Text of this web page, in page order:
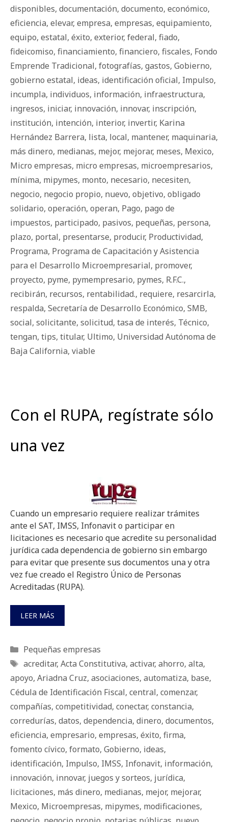
disponibles, documentación, documento, económico,
eficiencia, elevar, empresa, empresas, equipamiento,
equipo, estatal, éxito, exterior, federal, fiado,
fideicomiso, financiamiento, financiero, fiscales, Fondo
Emprende Tradicional, fotografías, gastos, Gobierno,
gobierno estatal, ideas, identificación oficial, Impulso,
incumpla, individuos, información, infraestructura,
ingresos, iniciar, innovación, innovar, inscripción,
institución, intención, interior, invertir, Karina
Hernández Barrera, lista, local, mantener, maquinaria,
más dinero, medianas, mejor, mejorar, meses, Mexico,
Micro empresas, micro empresas, microempresarios,
mínima, mipymes, monto, necesario, necesiten,
negocio, negocio propio, nuevo, objetivo, obligado
solidario, operación, operan, Pago, pago de
impuestos, participado, pasivos, pequeñas, persona,
plazo, portal, presentarse, producir, Productividad,
Programa, Programa de Capacitación y Asistencia
para el Desarrollo Microempresarial, promover,
proyecto, pyme, pymempresario, pymes, R.F.C.,
recibirán, recursos, rentabilidad., requiere, resarcirla,
respalda, Secretaría de Desarrollo Económico, SMB,
social, solicitante, solicitud, tasa de interés, Técnico,
tengan, tips, titular, Ultimo, Universidad Autónoma de
Baja California, viable
Con el RUPA, regístrate sólo
una vez
Cuando un empresario requiere realizar trámites
ante el SAT, IMSS, Infonavit o participar en
licitaciones es necesario que acredite su personalidad
jurídica cada dependencia de gobierno sin embargo
para evitar que presente sus documentos una y otra
vez fue creado el Registro Único de Personas
Acreditadas (RUPA).
LEER MÁS
Categorías
Pequeñas empresas
Etiquetas
acreditar, Acta Constitutiva, activar, ahorro, alta,
apoyo, Ariadna Cruz, asociaciones, automatiza, base,
Cédula de Identificación Fiscal, central, comenzar,
compañías, competitividad, conectar, constancia,
corredurías, datos, dependencia, dinero, documentos,
eficiencia, empresario, empresas, éxito, firma,
fomento cívico, formato, Gobierno, ideas,
identificación, Impulso, IMSS, Infonavit, información,
innovación, innovar, juegos y sorteos, jurídica,
licitaciones, más dinero, medianas, mejor, mejorar,
Mexico, Microempresas, mipymes, modificaciones,